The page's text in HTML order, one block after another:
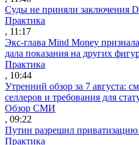
Суды не приняли заключения
Практика
, 11:17
Экс-глава Mind Money
дала показания на других
Практика
, 10:44
Утренний обзор за 7 августа:
селлеров и требования для
Обзор СМИ
, 09:22
Путин разрешил
Практика